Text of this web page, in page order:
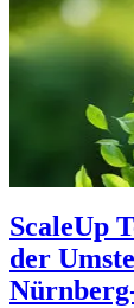
ScaleUp
der